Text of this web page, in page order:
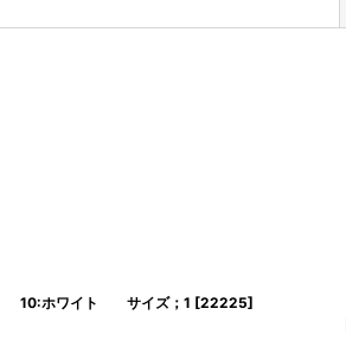
10:ホワイト サイズ；1 [22225]